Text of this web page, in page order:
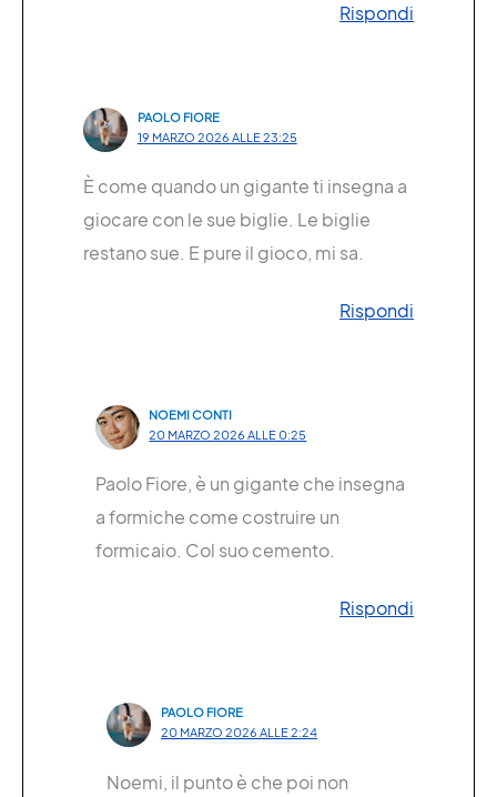
Rispondi
PAOLO FIORE
19 MARZO 2026 ALLE 23:25
È come quando un gigante ti insegna a
giocare con le sue biglie. Le biglie
restano sue. E pure il gioco, mi sa.
Rispondi
NOEMI CONTI
20 MARZO 2026 ALLE 0:25
Paolo Fiore, è un gigante che insegna
a formiche come costruire un
formicaio. Col suo cemento.
Rispondi
PAOLO FIORE
20 MARZO 2026 ALLE 2:24
Noemi, il punto è che poi non